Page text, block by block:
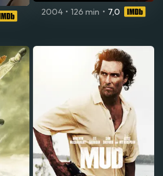
2004 • 126 min • 7,0